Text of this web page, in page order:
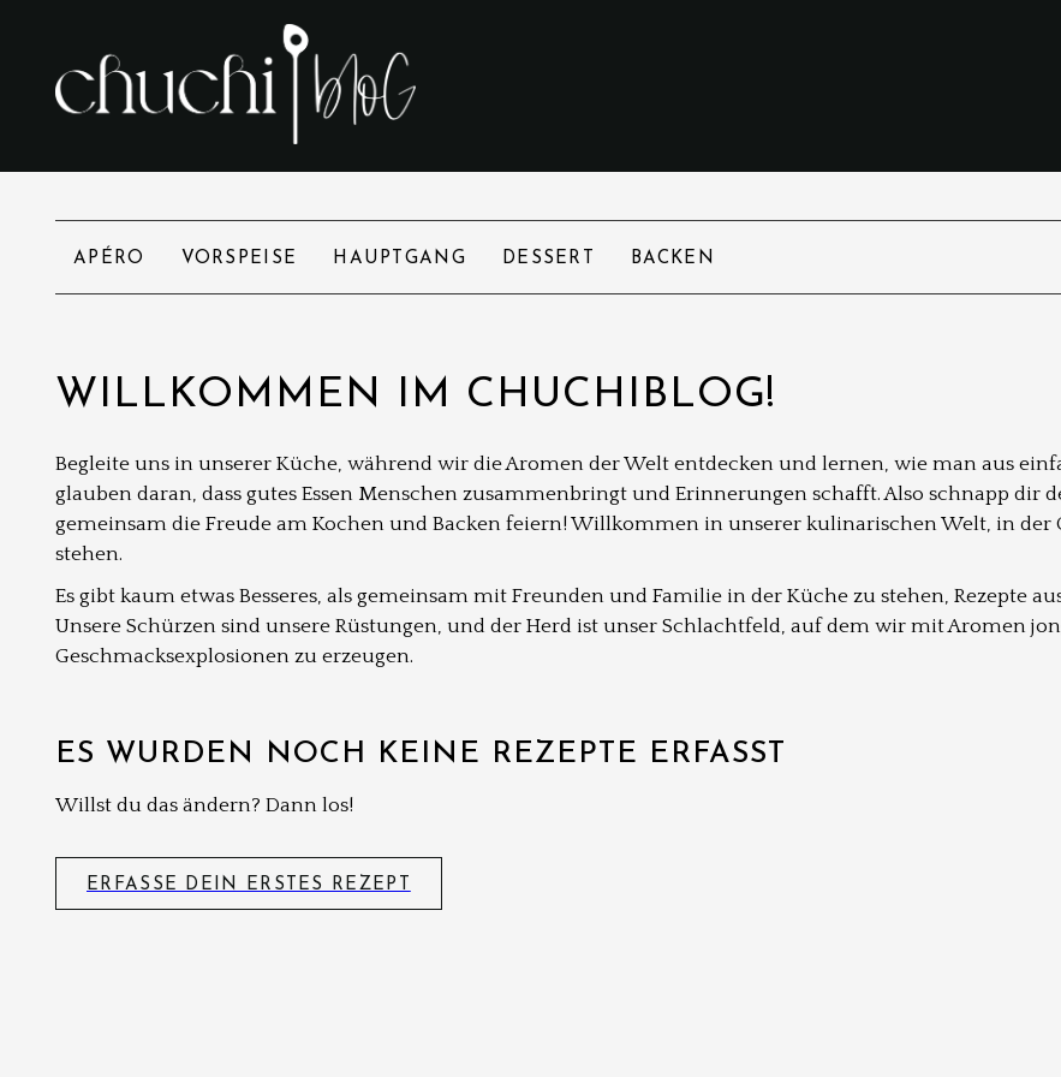
APÉRO VORSPEISE HAUPTGANG DESSERT BACKEN
WILLKOMMEN IM CHUCHIBLOG!
Begleite uns in unserer Küche, während wir die Aromen der Welt entdecken und lernen, wie man aus
glauben daran, dass gutes Essen Menschen zusammenbringt und Erinnerungen schafft. Also schnapp dir
gemeinsam die Freude am Kochen und Backen feiern! Willkommen in unserer kulinarischen Welt, in der
stehen.
Es gibt kaum etwas Besseres, als gemeinsam mit Freunden und Familie in der Küche zu stehen, Rezepte
Unsere Schürzen sind unsere Rüstungen, und der Herd ist unser Schlachtfeld, auf dem wir mit Aromen
Geschmacksexplosionen zu erzeugen.
ES WURDEN NOCH KEINE REZEPTE ERFASST
Willst du das ändern? Dann los!
ERFASSE DEIN ERSTES REZEPT